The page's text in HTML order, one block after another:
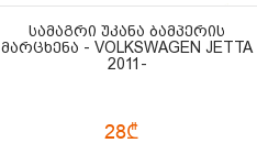
ᲡᲐᲛᲐᲒᲠᲘ ᲣᲙᲐᲜᲐ ᲑᲐᲛᲞᲔᲠᲘᲡ
ᲛᲐᲠᲪᲮᲔᲜᲐ - VOLKSWAGEN JETTA
2011-
28₾